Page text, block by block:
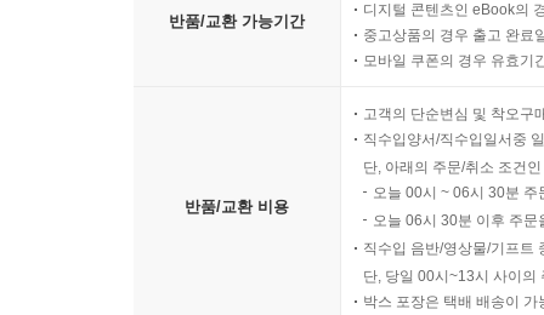
반품/교환 가능기간
디지털 콘텐츠인 eBook의
중고상품의 경우 출고 완료
모바일 쿠폰의 경우 유효기
반품/교환 비용
고객의 단순변심 및 착오구
직수입양서/직수입일서중
단, 아래의 주문/취소 조건
오늘 00시 ~ 06시 30분
오늘 06시 30분 이후 주
직수입 음반/영상물/기프트
단, 당일 00시~13시 사이의
박스 포장은 택배 배송이